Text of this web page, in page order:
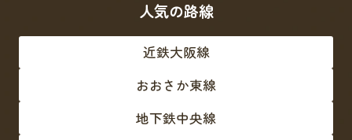
人気の路線
近鉄大阪線
おおさか東線
地下鉄中央線